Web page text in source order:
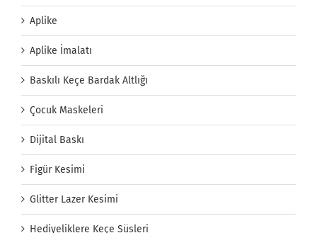
Aplike
Aplike İmalatı
Baskılı Keçe Bardak Altlığı
Çocuk Maskeleri
Dijital Baskı
Figür Kesimi
Glitter Lazer Kesimi
Hediyeliklere Keçe Süsleri